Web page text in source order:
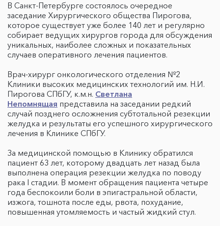
В Санкт-Петербурге состоялось очередное
заседание Хирургического общества Пирогова,
которое существует уже более 140 лет и регулярно
собирает ведущих хирургов города для обсуждения
уникальных, наиболее сложных и показательных
случаев оперативного лечения пациентов.
Врач-хирург онкологического отделения №2
Клиники высоких медицинских технологий им. Н.И.
Пирогова СПбГУ, к.м.н. Светлана
Непомнящая представила на заседании редкий
случай позднего осложнения субтотальной резекции
желудка и результаты его успешного хирургического
лечения в Клинике СПбГУ.
За медицинской помощью в Клинику обратился
пациент 63 лет, которому двадцать лет назад была
выполнена операция резекции желудка по поводу
рака I стадии. В момент обращения пациента четыре
года беспокоили боли в эпигастральной области,
изжога, тошнота после еды, рвота, похудание,
повышенная утомляемость и частый жидкий стул.